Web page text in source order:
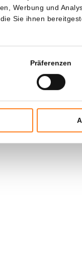
Werbung und
Sie ihnen
Präferenzen